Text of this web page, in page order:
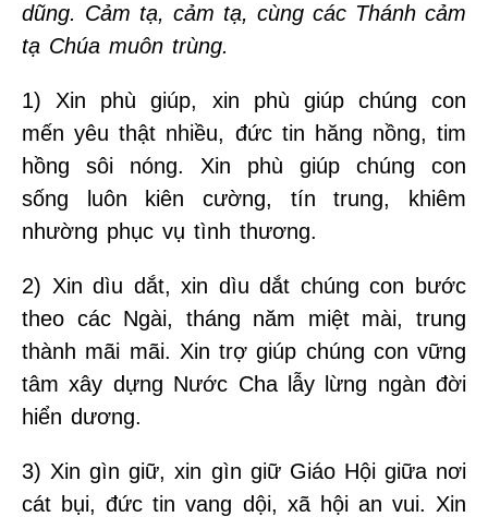
dũng. Cảm tạ, cảm tạ, cùng các Thánh cảm
tạ Chúa muôn trùng.
1) Xin phù giúp, xin phù giúp chúng con
mến yêu thật nhiều, đức tin hăng nồng, tim
hồng sôi nóng. Xin phù giúp chúng con
sống luôn kiên cường, tín trung, khiêm
nhường phục vụ tình thương.
2) Xin dìu dắt, xin dìu dắt chúng con bước
theo các Ngài, tháng năm miệt mài, trung
thành mãi mãi. Xin trợ giúp chúng con vững
tâm xây dựng Nước Cha lẫy lừng ngàn đời
hiển dương.
3) Xin gìn giữ, xin gìn giữ Giáo Hội giữa nơi
cát bụi, đức tin vang dội, xã hội an vui. Xin